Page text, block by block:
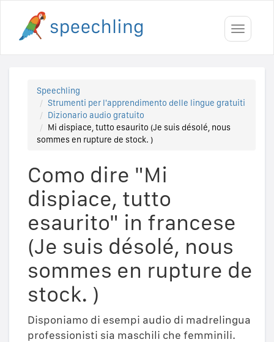
Toggle
Speechling
Strumenti per l'apprendimento delle lingue gratuiti
Dizionario audio gratuito
Mi dispiace, tutto esaurito (Je suis désolé, nous
sommes en rupture de stock. )
Como dire "Mi
dispiace, tutto
esaurito" in francese
(Je suis désolé, nous
sommes en rupture de
stock. )
Disponiamo di esempi audio di madrelingua
professionisti sia maschili che femminili.